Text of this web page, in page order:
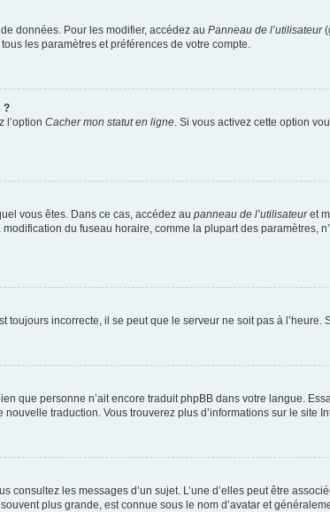
données. Pour les modifier, accédez au Panneau de l’utilisateur
les paramètres et préférences de votre compte.
?
l’option Cacher mon statut en ligne . Si vous activez cette option
vous êtes. Dans ce cas, accédez au panneau de l’utilisateuret
du fuseau horaire, comme la plupart des paramètres,
incorrecte, il se peut que le serveur ne soit pas à l’heure.
que personne n’ait encore traduit phpBB dans votre langue.
traduction. Vous trouverez plus d’informations sur le site
les messages d’un sujet. L’une d’elles peut être
plus grande, est connue sous le nom d’avatar et